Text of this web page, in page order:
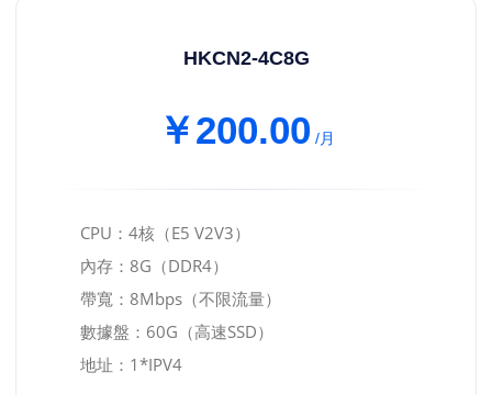
HKCN2-4C8G
￥200.00 /月
CPU：4核（E5 V2V3）
內存：8G（DDR4）
帶寬：8Mbps（不限流量）
數據盤：60G（高速SSD）
地址：1*IPV4